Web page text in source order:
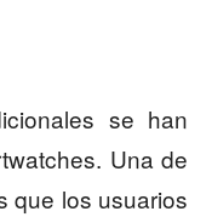
se han
Una de
que los usuarios